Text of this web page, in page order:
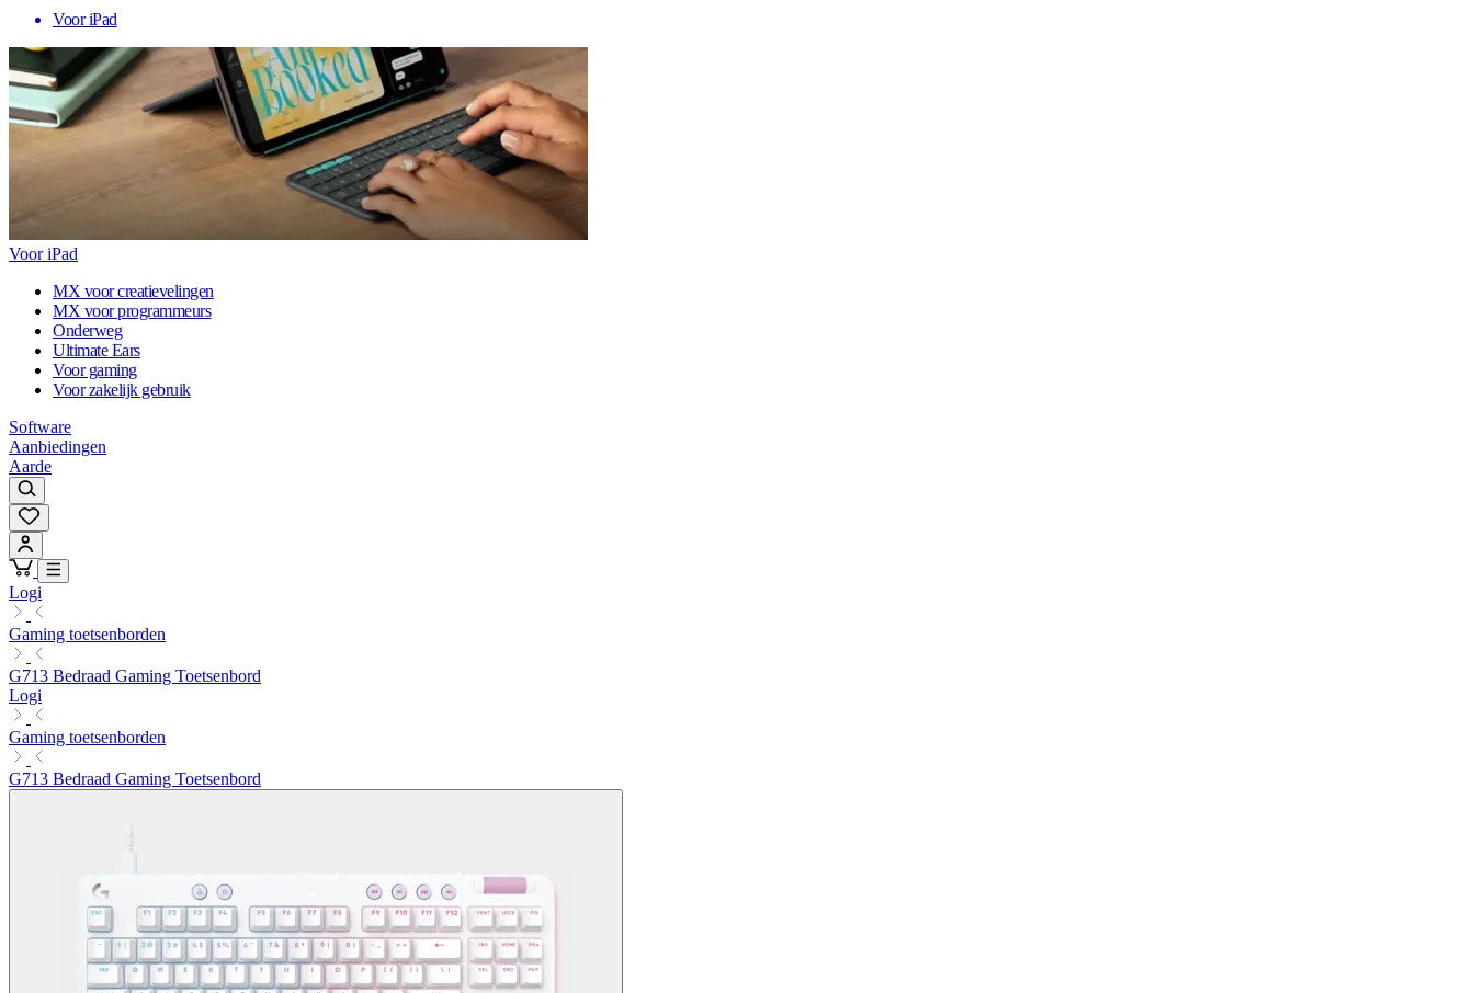
Voor iPad
Voor iPad
MX voor creatievelingen
MX voor programmeurs
Onderweg
Ultimate Ears
Voor gaming
Voor zakelijk gebruik
Software
Aanbiedingen
Aarde
Logi
Gaming toetsenborden
G713 Bedraad Gaming Toetsenbord
Logi
Gaming toetsenborden
G713 Bedraad Gaming Toetsenbord